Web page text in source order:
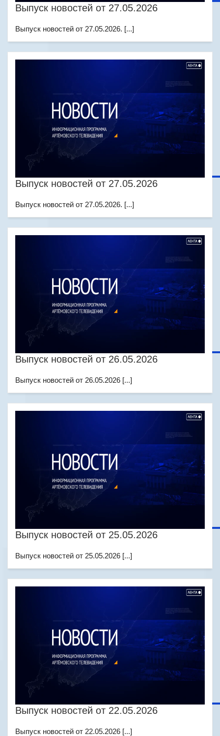
Выпуск новостей от 27.05.2026
Выпуск новостей от 27.05.2026. [...]
Выпуск новостей от 27.05.2026
Выпуск новостей от 27.05.2026. [...]
Выпуск новостей от 26.05.2026
Выпуск новостей от 26.05.2026 [...]
Выпуск новостей от 25.05.2026
Выпуск новостей от 25.05.2026 [...]
Выпуск новостей от 22.05.2026
Выпуск новостей от 22.05.2026 [...]